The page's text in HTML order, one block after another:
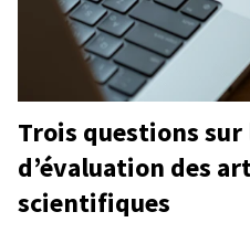
Trois questions sur
d’évaluation des
scientifiques